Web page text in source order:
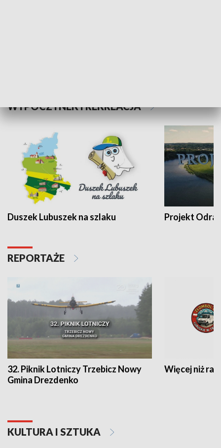
WYPOCZYNEK I REKREACJA
Duszek Lubuszek na szlaku Projekt Odra
REPORTAŻE
32. Piknik Lotniczy Trzebicz Nowy
Gmina Drezdenko
Więcej niż rajd
KULTURA I SZTUKA